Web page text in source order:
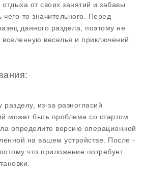
отдыха от своих занятий и забавы
то значительного. Перед
данного раздела, поэтому не
вселенную веселья и приключений.
разделу, из-за разногласий
может быть проблема со стартом
определите версию операционной
на вашем устройстве. После -
что приложение потребует